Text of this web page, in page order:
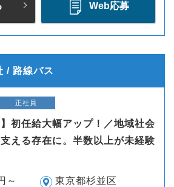
Web応募
/ 路線バス
正社員
】初任給大幅アップ！／地域社会
える存在に。半数以上が未経験
～
東京都杉並区